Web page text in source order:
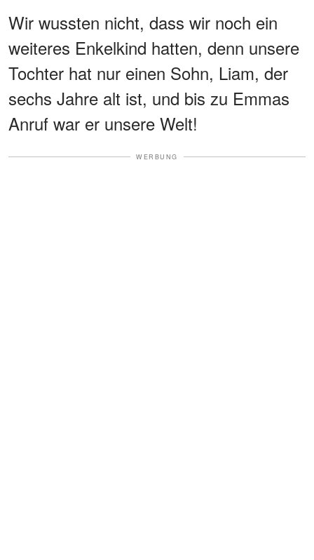
Wir wussten nicht, dass wir noch ein
weiteres Enkelkind hatten, denn unsere
Tochter hat nur einen Sohn, Liam, der
sechs Jahre alt ist, und bis zu Emmas
Anruf war er unsere Welt!
WERBUNG